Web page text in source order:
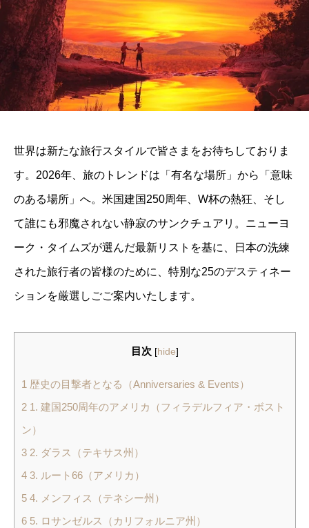
世界は新たな旅行スタイルで皆さまをお待ちしておりま
す。2026年、旅のトレンドは「有名な場所」から「意味
のある場所」へ。米国建国250周年、W杯の熱狂、そし
て誰にも邪魔されない静寂のサンクチュアリ。ニューヨ
ーク・タイムズが選んだ最新リストを基に、日本の洗練
された旅行者の皆様のために、特別な25のデスティネー
ションを厳選しごご案内いたします。
目次 [hide]
1 歴史の目撃者となる（Anniversaries & Events）
2 1. 建国250周年のアメリカ（フィラデルフィア・ボスト
ン）
3 2. ダラス（テキサス州）
4 3. ルート66（アメリカ）
5 4. メンフィス（テネシー州）
6 5. ロサンゼルス（カリフォルニア州）